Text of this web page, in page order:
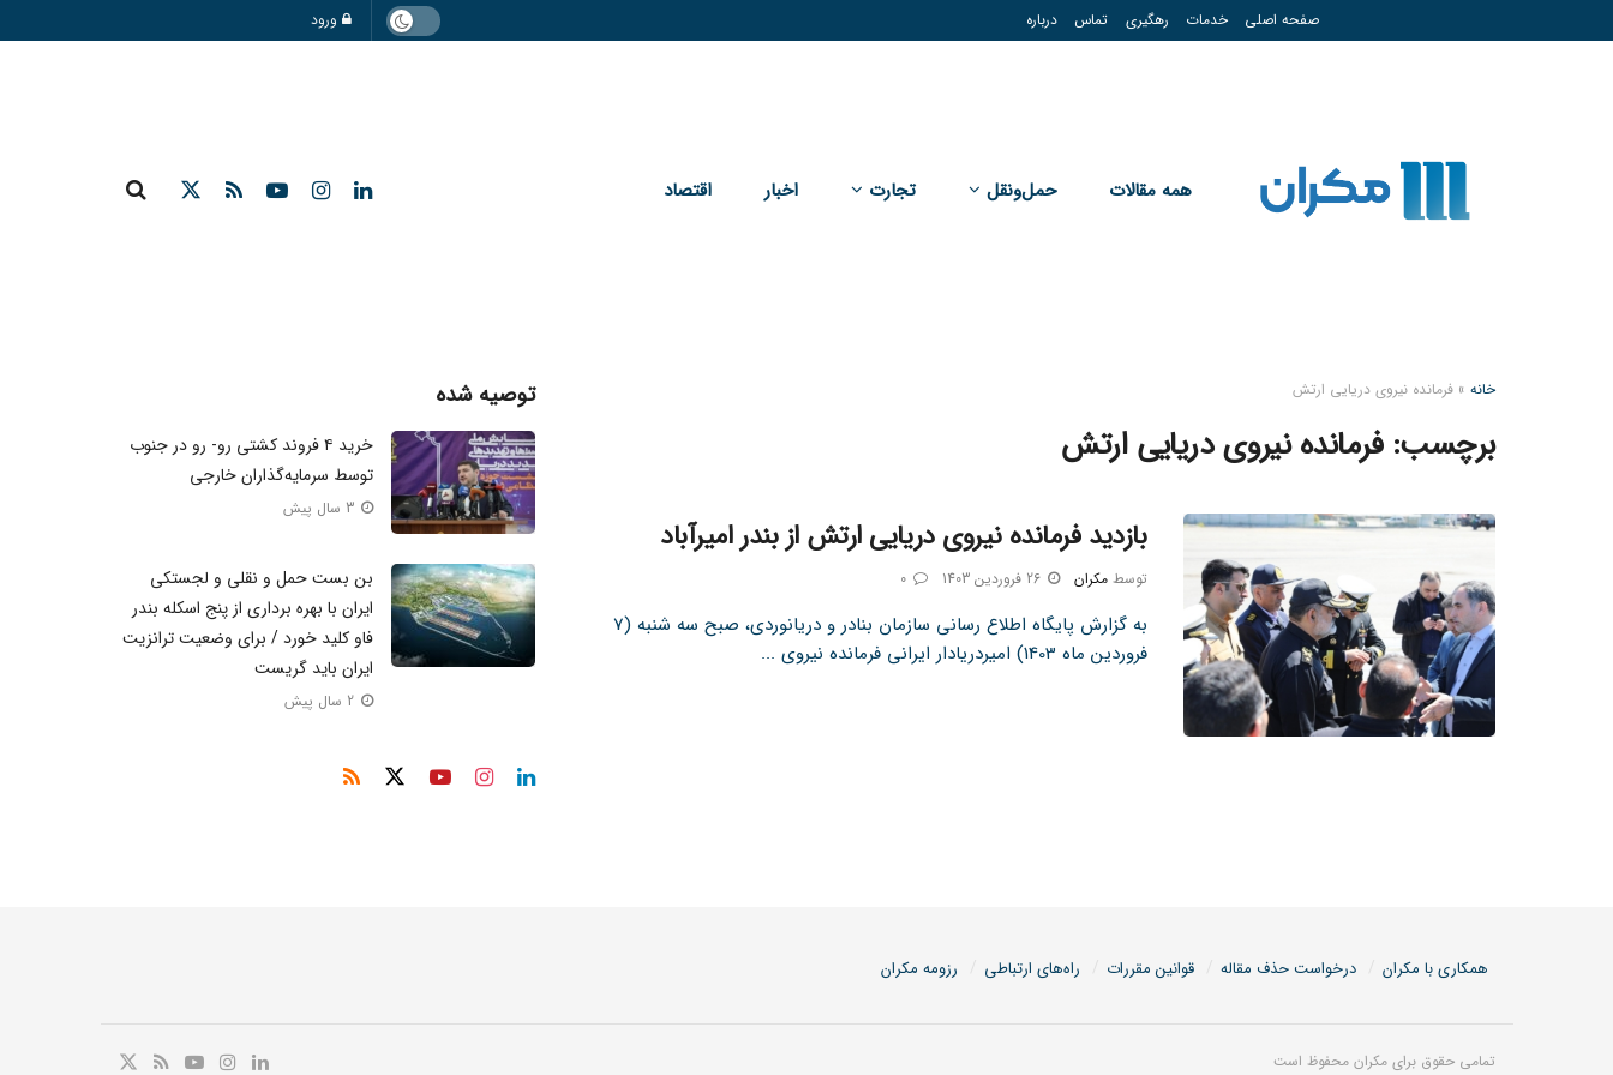
صفحه اصلی خدمات رهگیری تماس درباره ورود
همه مقالات حمل‌و‌نقل تجارت اخبار اقتصاد
خانه »فرمانده نیروی دریایی ارتش
برچسب:فرمانده نیروی دریایی ارتش
بازدید فرمانده نیروی دریایی ارتش از بندر امیرآباد
توسط مکران 26 فروردین 1403 0
به گزارش پایگاه اطلاع رسانی سازمان بنادر و دریانوردی، صبح سه شنبه (7
فروردین ماه 1403) امیردریادار ایرانی فرمانده نیروی ...
توصیه شده
خرید ۴ فروند کشتی رو- رو در جنوب
توسط سرمایه‌گذاران خارجی
3 سال پیش
بن بست حمل و نقلی و لجستکی
ایران با بهره برداری از پنج اسکله بندر
فاو کلید خورد / برای وضعیت ترانزیت
ایران باید گریست
2 سال پیش
همکاری با مکران درخواست حذف مقاله قوانین مقررات راه‌های ارتباطی رزومه مکران
تمامی حقوق برای مکران محفوظ است